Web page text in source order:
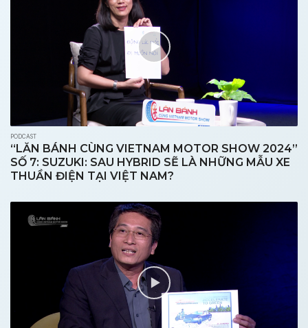
PODCAST
“LĂN BÁNH CÙNG VIETNAM MOTOR SHOW 2024”
SỐ 7: SUZUKI: SAU HYBRID SẼ LÀ NHỮNG MẪU XE
THUẦN ĐIỆN TẠI VIỆT NAM?